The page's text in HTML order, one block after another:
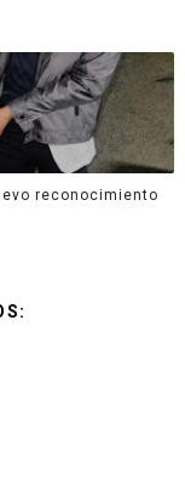
reconocimiento